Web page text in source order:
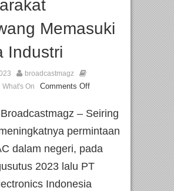
Memasuki
Industri
broadcastmagz
What's On Comments Off
– Seiring
permintaan
dalam negeri, pada
2023 lalu PT
Indonesia